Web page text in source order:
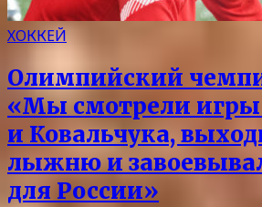
ХОККЕЙ
Олимпийский
«Мы смотрели игры
и Ковальчука,
лыжню и
для России»